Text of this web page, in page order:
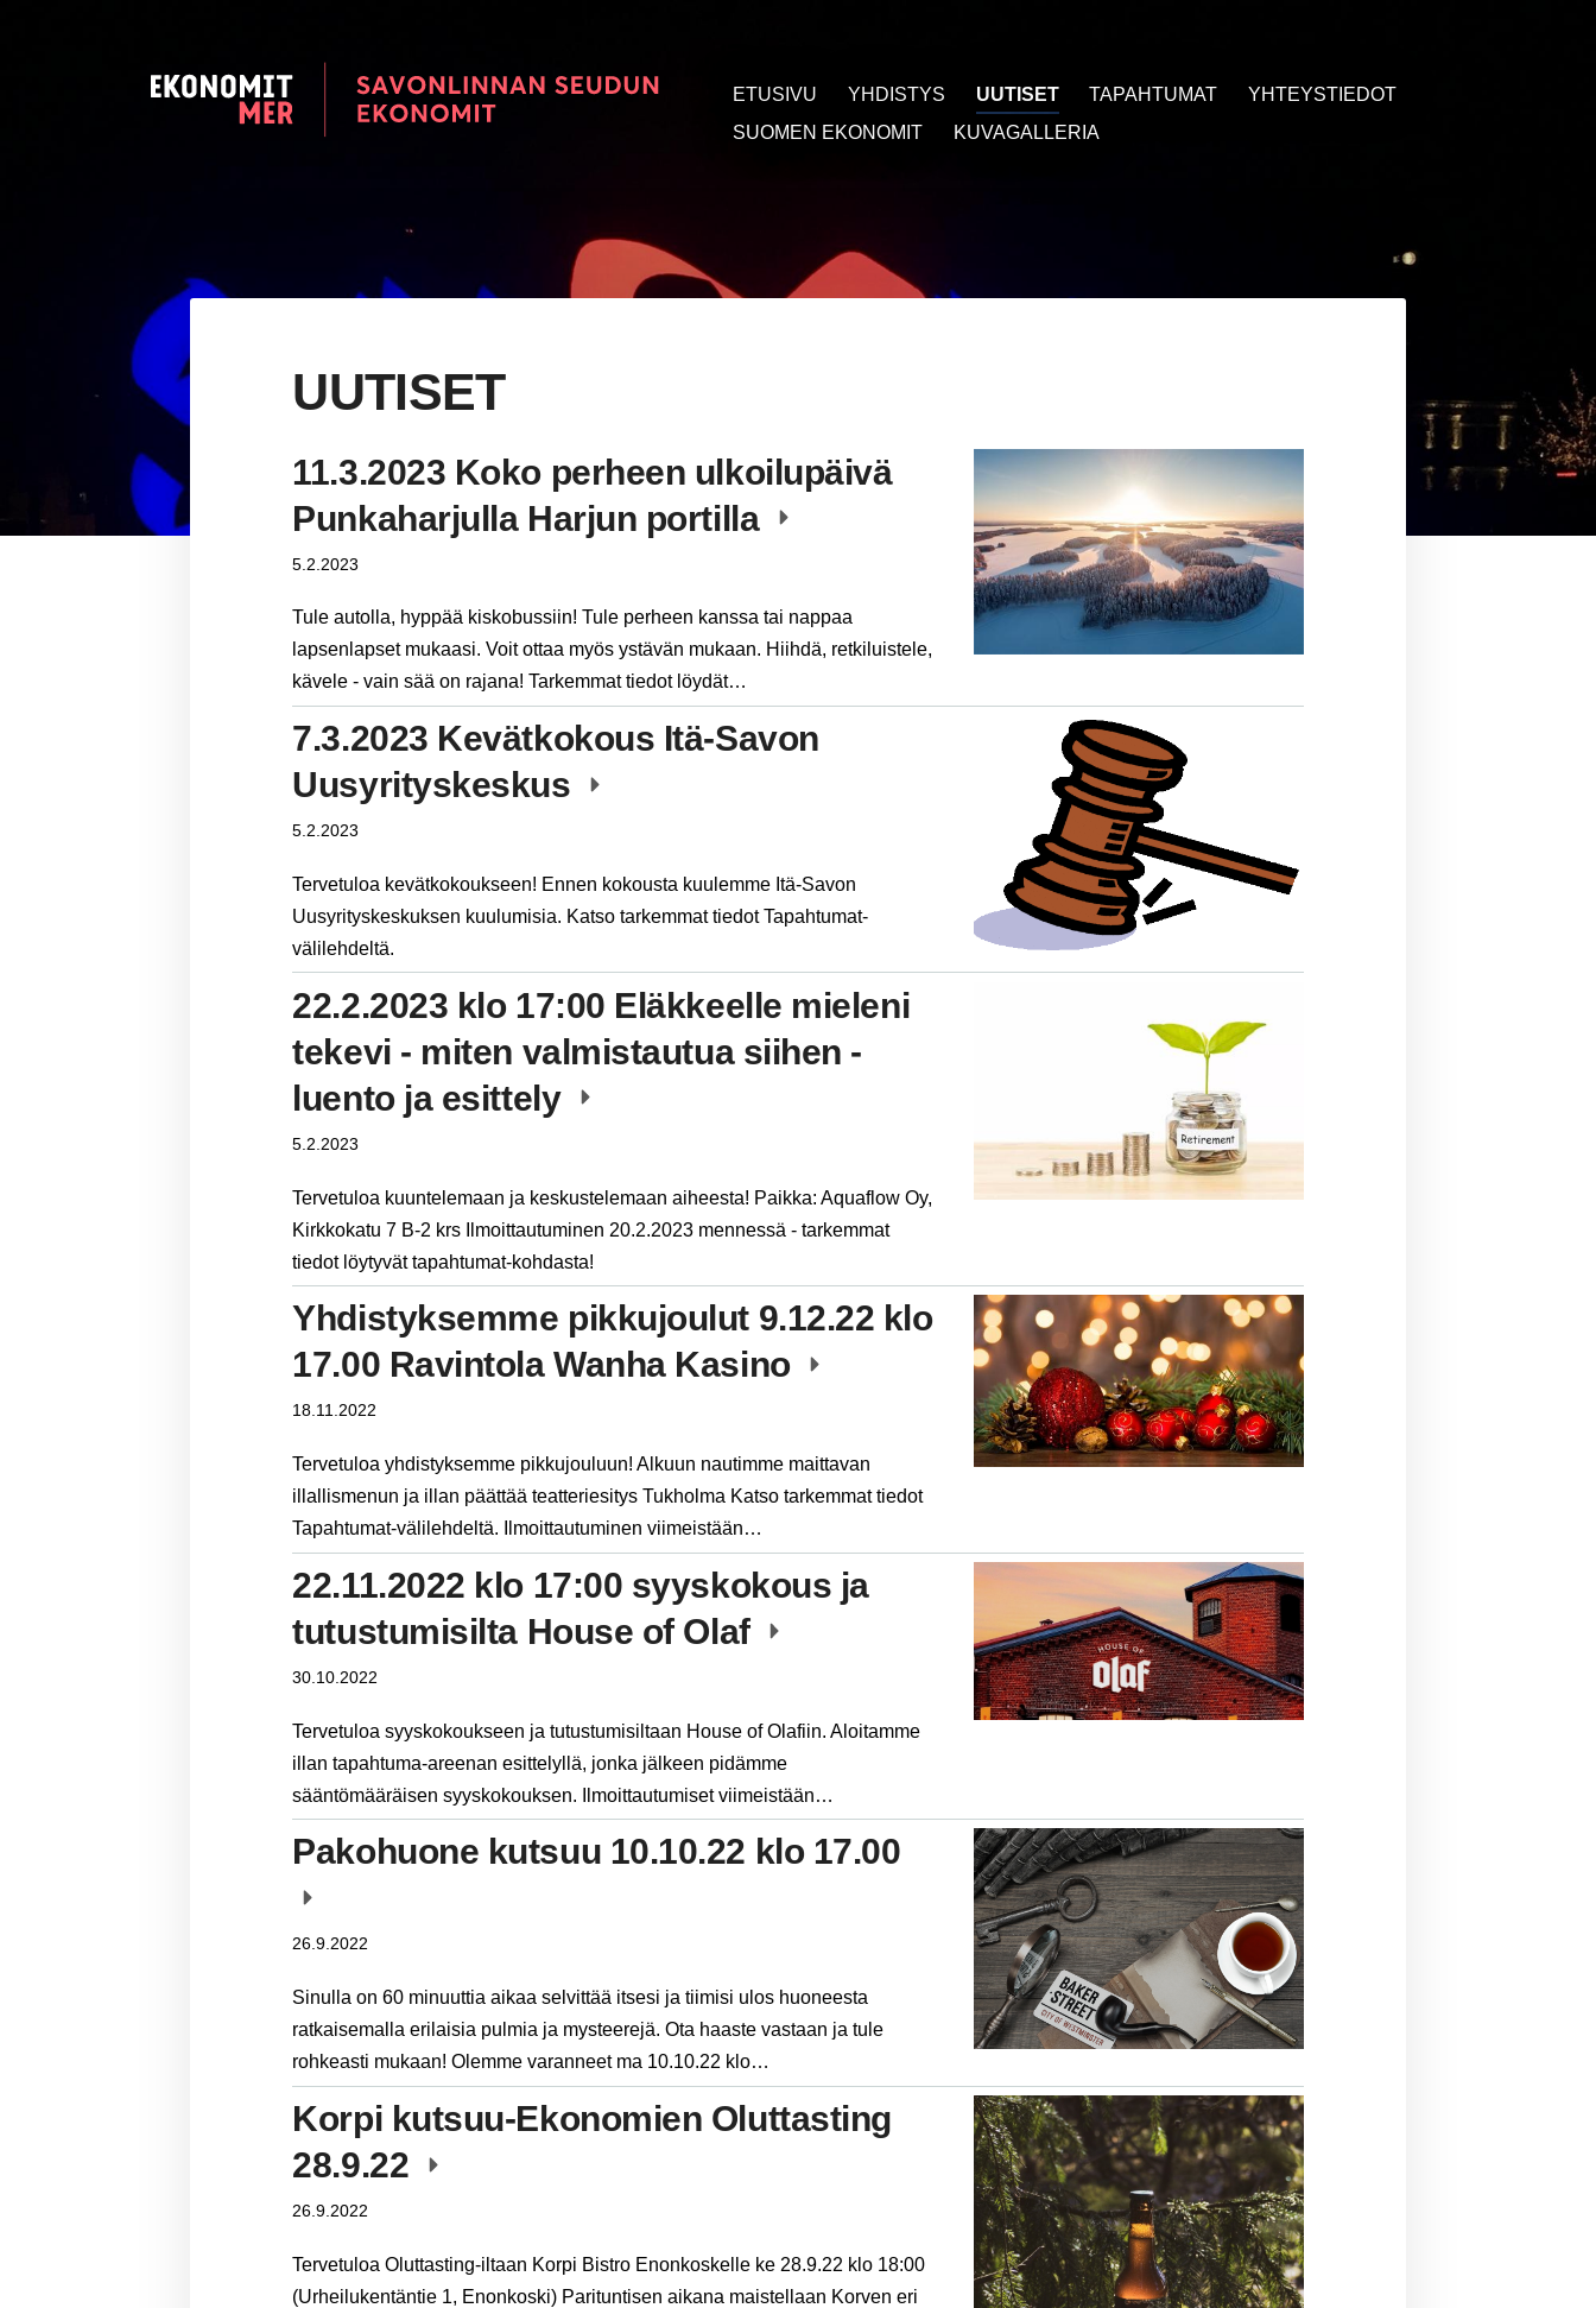
Savonlinnan seudun Ekonomit
ETUSIVU YHDISTYS UUTISET TAPAHTUMAT
YHTEYSTIEDOT
SUOMEN EKONOMIT
KUVAGALLERIA
UUTISET
11.3.2023 Koko perheen ulkoilupäivä
Punkaharjulla Harjun portilla
5.2.2023
Tule autolla, hyppää kiskobussiin! Tule perheen kanssa tai nappaa
lapsenlapset mukaasi. Voit ottaa myös ystävän mukaan. Hiihdä, retkiluistele,
kävele - vain sää on rajana! Tarkemmat tiedot löydät…
7.3.2023 Kevätkokous Itä-Savon
Uusyrityskeskus
5.2.2023
Tervetuloa kevätkokoukseen! Ennen kokousta kuulemme Itä-Savon
Uusyrityskeskuksen kuulumisia. Katso tarkemmat tiedot Tapahtumat-
välilehdeltä.
22.2.2023 klo 17:00 Eläkkeelle mieleni
tekevi - miten valmistautua siihen -
luento ja esittely
5.2.2023
Tervetuloa kuuntelemaan ja keskustelemaan aiheesta! Paikka: Aquaflow Oy,
Kirkkokatu 7 B-2 krs Ilmoittautuminen 20.2.2023 mennessä - tarkemmat
tiedot löytyvät tapahtumat-kohdasta!
Yhdistyksemme pikkujoulut 9.12.22 klo
17.00 Ravintola Wanha Kasino
18.11.2022
Tervetuloa yhdistyksemme pikkujouluun! Alkuun nautimme maittavan
illallismenun ja illan päättää teatteriesitys Tukholma Katso tarkemmat tiedot
Tapahtumat-välilehdeltä. Ilmoittautuminen viimeistään…
22.11.2022 klo 17:00 syyskokous ja
tutustumisilta House of Olaf
30.10.2022
Tervetuloa syyskokoukseen ja tutustumisiltaan House of Olafiin. Aloitamme
illan tapahtuma-areenan esittelyllä, jonka jälkeen pidämme
sääntömääräisen syyskokouksen. Ilmoittautumiset viimeistään…
Pakohuone kutsuu 10.10.22 klo 17.00
26.9.2022
Sinulla on 60 minuuttia aikaa selvittää itsesi ja tiimisi ulos huoneesta
ratkaisemalla erilaisia pulmia ja mysteerejä. Ota haaste vastaan ja tule
rohkeasti mukaan! Olemme varanneet ma 10.10.22 klo…
Korpi kutsuu-Ekonomien Oluttasting
28.9.22
26.9.2022
Tervetuloa Oluttasting-iltaan Korpi Bistro Enonkoskelle ke 28.9.22 klo 18:00
(Urheilukentäntie 1, Enonkoski) Parituntisen aikana maistellaan Korven eri